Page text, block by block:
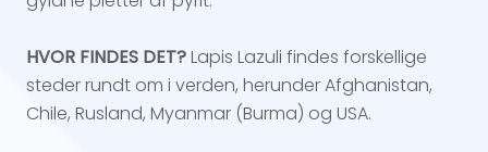
HVOR FINDES DET?Lapis Lazuli findes forskellige
steder rundt om i verden, herunder Afghanistan,
Chile, Rusland, Myanmar (Burma) og USA.